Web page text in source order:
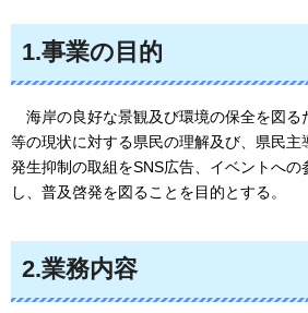
1.事業の目的
海岸の良好な景観及び環境の保全を図る
等の現状に対する県民の理解及び、県民
発生抑制の取組をSNS広告、イベントへの
し、普及啓発を図ることを目的とする。
2.業務内容